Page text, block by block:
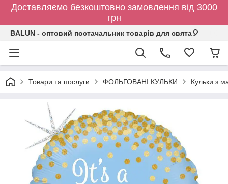
Доставляємо безкоштовно замовлення від 3000
грн
BALUN - оптовий постачальник товарів для свята🎈
Товари та послуги ФОЛЬГОВАНІ КУЛЬКИ Кульки з